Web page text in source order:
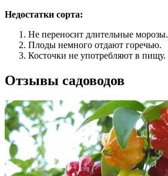
Недостатки сорта:
Не переносит длительные морозы.
Плоды немного отдают горечью.
Косточки не употребляют в пищу.
Отзывы садоводов